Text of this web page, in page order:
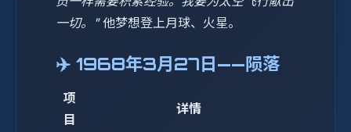
一切。"他梦想登上月球、火星。
✈️ 1968年3月27日——陨落
项
目
详情